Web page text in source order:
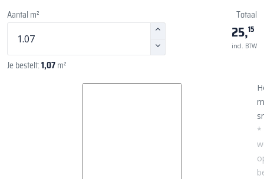
Aantal m²
Je bestelt:1,07m²
Totaal
25,15
incl. BTW
*